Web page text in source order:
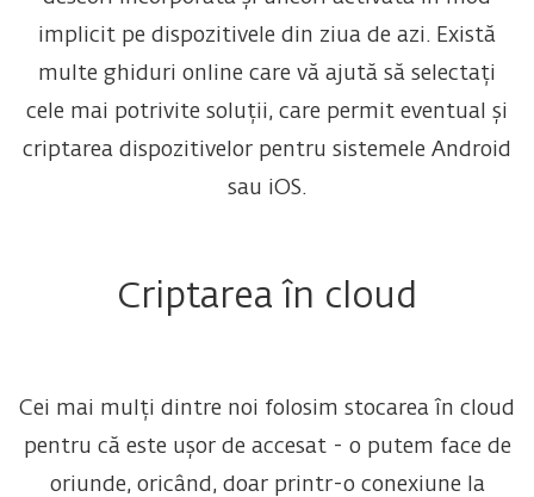
implicit pe dispozitivele din ziua de azi. Există
multe ghiduri online care vă ajută să selectați
cele mai potrivite soluții, care permit eventual și
criptarea dispozitivelor pentru sistemele Android
sau iOS.
Criptarea în cloud
Cei mai mulți dintre noi folosim stocarea în cloud
pentru că este ușor de accesat - o putem face de
oriunde, oricând, doar printr-o conexiune la